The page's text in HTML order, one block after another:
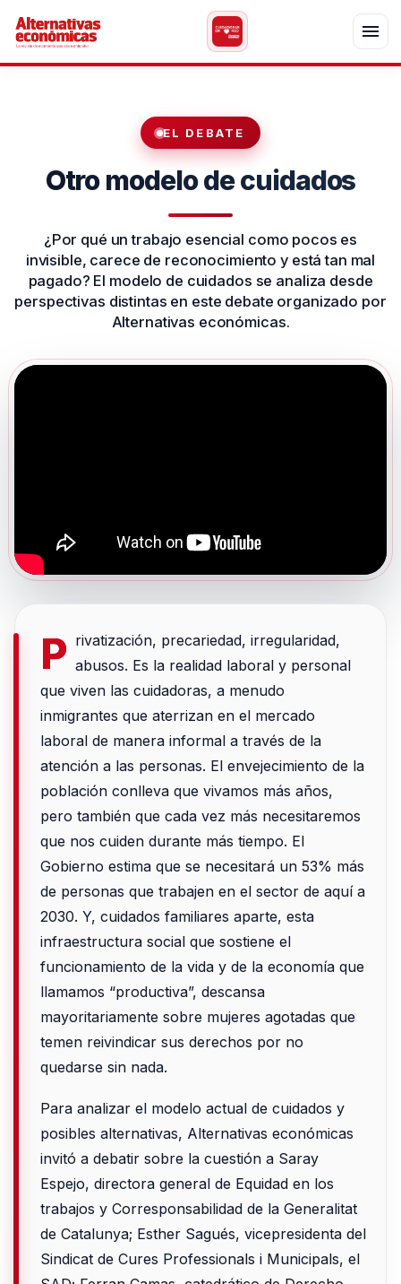
EL DEBATE
Otro modelo de cuidados
¿Por qué un trabajo esencial como pocos es
invisible, carece de reconocimiento y está tan mal
pagado? El modelo de cuidados se analiza desde
perspectivas distintas en este debate organizado por
Alternativas económicas.
P rivatización, precariedad, irregularidad,
abusos. Es la realidad laboral y personal
que viven las cuidadoras, a menudo
inmigrantes que aterrizan en el mercado
laboral de manera informal a través de la
atención a las personas. El envejecimiento de la
población conlleva que vivamos más años,
pero también que cada vez más necesitaremos
que nos cuiden durante más tiempo. El
Gobierno estima que se necesitará un 53% más
de personas que trabajen en el sector de aquí a
2030. Y, cuidados familiares aparte, esta
infraestructura social que sostiene el
funcionamiento de la vida y de la economía que
llamamos “productiva”, descansa
mayoritariamente sobre mujeres agotadas que
temen reivindicar sus derechos por no
quedarse sin nada.
Para analizar el modelo actual de cuidados y
posibles alternativas, Alternativas económicas
invitó a debatir sobre la cuestión a Saray
Espejo, directora general de Equidad en los
trabajos y Corresponsabilidad de la Generalitat
de Catalunya; Esther Sagués, vicepresidenta del
Sindicat de Cures Professionals i Municipals, el